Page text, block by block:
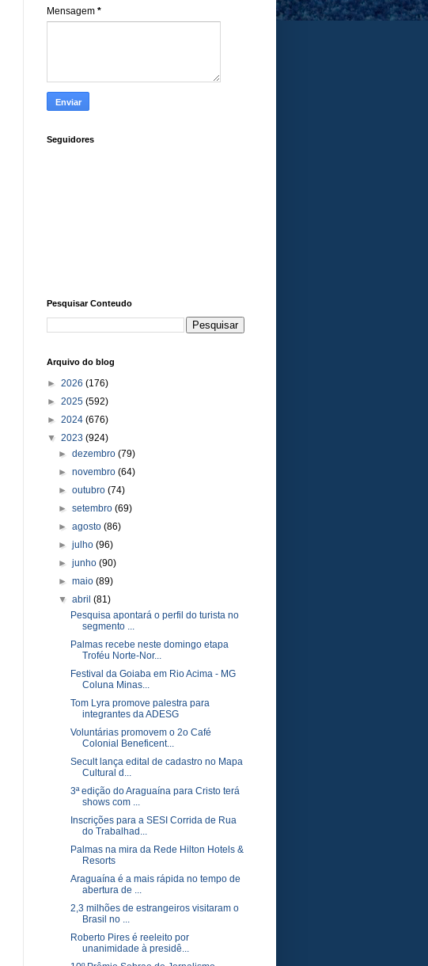
Mensagem *
Seguidores
Pesquisar Conteudo
Arquivo do blog
► 2026 (176)
► 2025 (592)
► 2024 (676)
▼ 2023 (924)
►dezembro(79)
►novembro(64)
►outubro(74)
►setembro(69)
►agosto(86)
►julho(96)
►junho(90)
►maio(89)
▼abril(81)
Pesquisa apontará o perfil do turista no
segmento ...
Palmas recebe neste domingo etapa
Troféu Norte-Nor...
Festival da Goiaba em Rio Acima - MG
Coluna Minas...
Tom Lyra promove palestra para
integrantes da ADESG
Voluntárias promovem o 2o Café
Colonial Beneficent...
Secult lança edital de cadastro no Mapa
Cultural d...
3ª edição do Araguaína para Cristo terá
shows com ...
Inscrições para a SESI Corrida de Rua
do Trabalhad...
Palmas na mira da Rede Hilton Hotels &
Resorts
Araguaína é a mais rápida no tempo de
abertura de ...
2,3 milhões de estrangeiros visitaram o
Brasil no ...
Roberto Pires é reeleito por
unanimidade à presidê...